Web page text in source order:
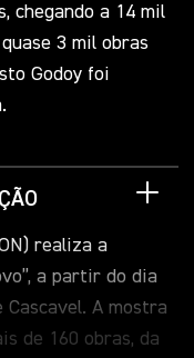
chegando a 14 mil
3 mil obras
Godoy foi
realiza a
a partir do dia
Cascavel. A mostra
de 160 obras, da